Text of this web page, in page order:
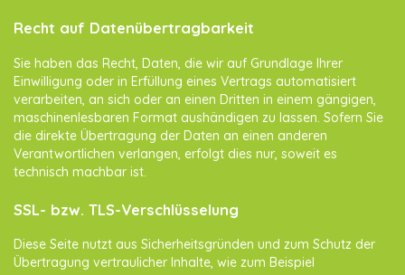
Recht auf Datenübertragbarkeit
Sie haben das Recht, Daten, die wir auf Grundlage Ihrer
Einwilligung oder in Erfüllung eines Vertrags automatisiert
verarbeiten, an sich oder an einen Dritten in einem gängigen,
maschinenlesbaren Format aushändigen zu lassen. Sofern Sie
die direkte Übertragung der Daten an einen anderen
Verantwortlichen verlangen, erfolgt dies nur, soweit es
technisch machbar ist.
SSL- bzw. TLS-Verschlüsselung
Diese Seite nutzt aus Sicherheitsgründen und zum Schutz der
Übertragung vertraulicher Inhalte, wie zum Beispiel